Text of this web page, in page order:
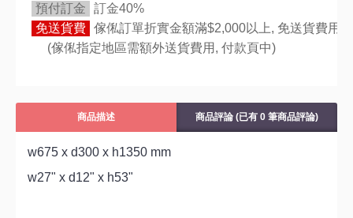
預付訂金
訂金40%
免送貨費 傢俬訂單折實金額滿$2,000以上, 免送貨費用,
(傢俬指定地區需額外送貨費用, 付款頁中)
商品描述 商品評論 (已有 0 筆商品評論)
w675 x d300 x h1350 mm
w27" x d12" x h53"